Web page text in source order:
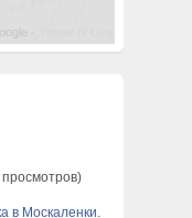
в Москаленки.